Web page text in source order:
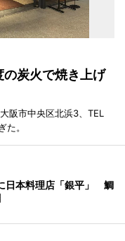
炭火で焼き上げ
阪市中央区北浜3、TEL
。
日本料理店「銀平」 鯛